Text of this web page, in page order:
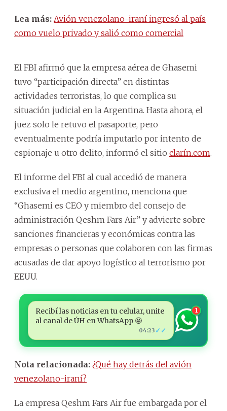
Lea más: Avión venezolano-iraní ingresó al país
como vuelo privado y salió como comercial
El FBI afirmó que la empresa aérea de Ghasemi
tuvo “participación directa” en distintas
actividades terroristas, lo que complica su
situación judicial en la Argentina. Hasta ahora, el
juez solo le retuvo el pasaporte, pero
eventualmente podría imputarlo por intento de
espionaje u otro delito, informó el sitio clarín.com.
El informe del FBI al cual accedió de manera
exclusiva el medio argentino, menciona que
“Ghasemi es CEO y miembro del consejo de
administración Qeshm Fars Air” y advierte sobre
sanciones financieras y económicas contra las
empresas o personas que colaboren con las firmas
acusadas de dar apoyo logístico al terrorismo por
EEUU.
Recibí las noticias en tu celular, unite
al canal de ÚH en WhatsApp 🤩
04:23 ✓✓
1
Nota relacionada: ¿Qué hay detrás del avión
venezolano-iraní?
La empresa Qeshm Fars Air fue embargada por el